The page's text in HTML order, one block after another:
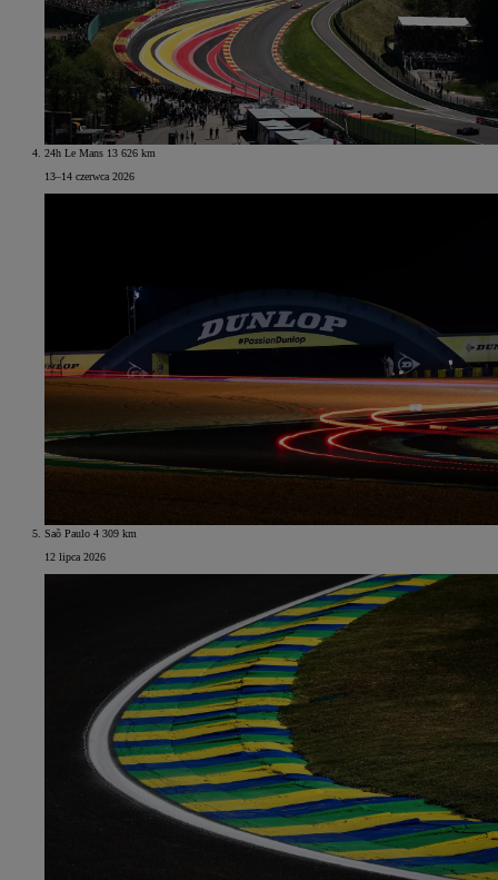
24h Le Mans 13 626 km
13–14 czerwca 2026
Saõ Paulo 4 309 km
12 lipca 2026